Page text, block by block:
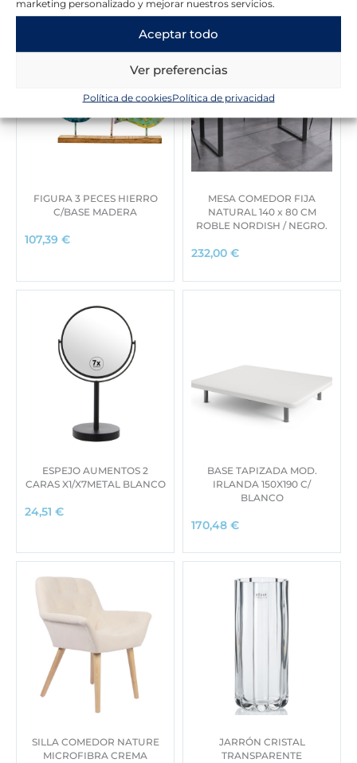
marketing personalizado y mejorar nuestros servicios.
Aceptar todo
Ver preferencias
Política de cookiesPolítica de privacidad
FIGURA 3 PECES HIERRO
C/BASE MADERA
107,39 €
MESA COMEDOR FIJA
NATURAL 140 x 80 CM
ROBLE NORDISH / NEGRO.
232,00 €
ESPEJO AUMENTOS 2
CARAS X1/X7METAL BLANCO
24,51 €
BASE TAPIZADA MOD.
IRLANDA 150X190 C/
BLANCO
170,48 €
SILLA COMEDOR NATURE
MICROFIBRA CREMA
JARRÓN CRISTAL
TRANSPARENTE